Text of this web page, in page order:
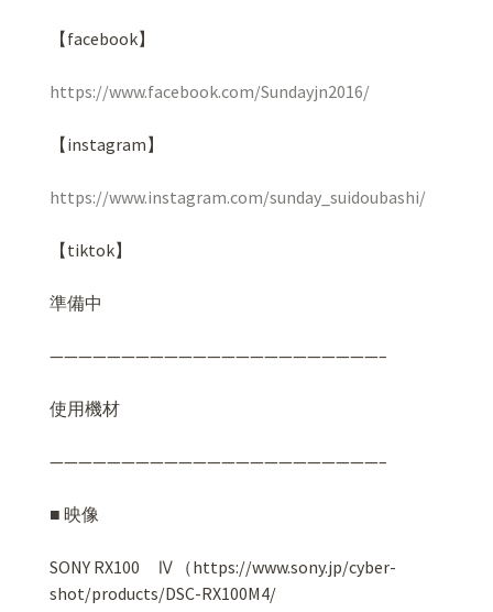
【facebook】
https://www.facebook.com/Sundayjn2016/
【instagram】
https://www.instagram.com/sunday_suidoubashi/
【tiktok】
準備中
———————————————————————–
使用機材
———————————————————————–
■ 映像
SONY RX100 Ⅳ （https://www.sony.jp/cyber-
shot/products/DSC-RX100M4/